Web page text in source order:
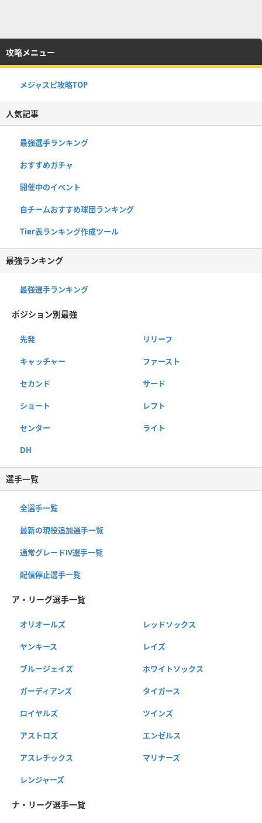
攻略メニュー
メジャスピ攻略TOP
人気記事
最強選手ランキング
おすすめガチャ
開催中のイベント
自チームおすすめ球団ランキング
Tier表ランキング作成ツール
最強ランキング
最強選手ランキング
ポジション別最強
先発 リリーフ
キャッチャー ファースト
セカンド サード
ショート レフト
センター ライト
DH
選手一覧
全選手一覧
最新の現役追加選手一覧
通常グレードⅣ選手一覧
配信停止選手一覧
ア・リーグ選手一覧
オリオールズ レッドソックス
ヤンキース レイズ
ブルージェイズ ホワイトソックス
ガーディアンズ タイガース
ロイヤルズ ツインズ
アストロズ エンゼルス
アスレチックス マリナーズ
レンジャーズ
ナ・リーグ選手一覧